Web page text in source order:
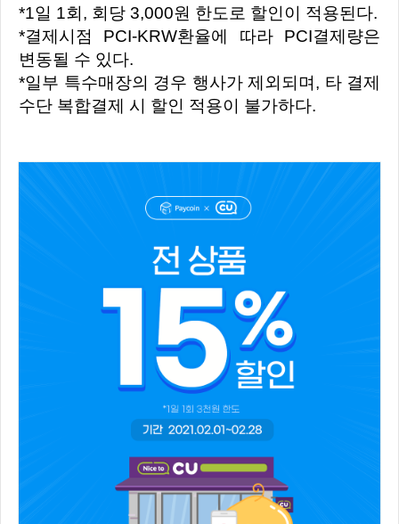
*1일 1회, 회당 3,000원 한도로 할인이 적용된다.
*결제시점 PCI-KRW환율에 따라 PCI결제량은
변동될 수 있다.
*일부 특수매장의 경우 행사가 제외되며, 타 결제
수단 복합결제 시 할인 적용이 불가하다.